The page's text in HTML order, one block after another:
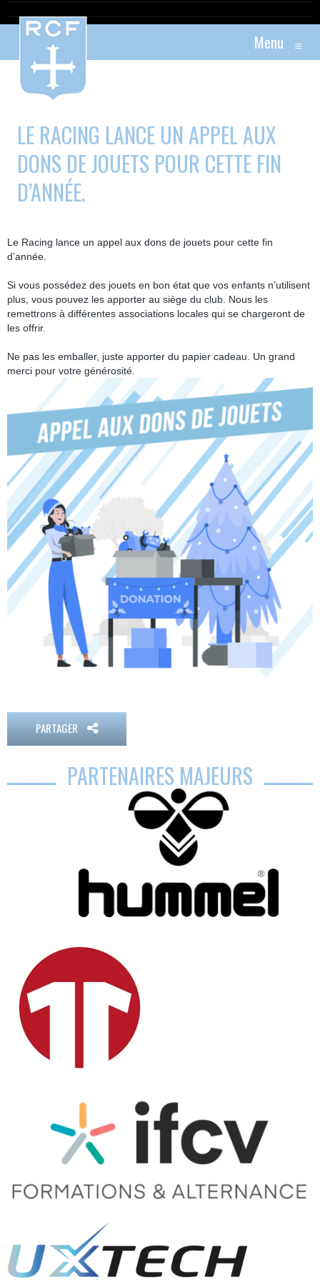
Menu ≡
LE RACING LANCE UN APPEL AUX
DONS DE JOUETS POUR CETTE FIN
D’ANNÉE.
Le Racing lance un appel aux dons de jouets pour cette fin
d’année.
Si vous possédez des jouets en bon état que vos enfants n’utilisent
plus, vous pouvez les apporter au siège du club. Nous les
remettrons à différentes associations locales qui se chargeront de
les offrir.
Ne pas les emballer, juste apporter du papier cadeau. Un grand
merci pour votre générosité.
PARTAGER
PARTENAIRES MAJEURS